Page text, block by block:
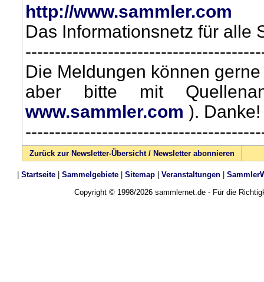
http://www.sammler.com
Das Informationsnetz für alle
Die Meldungen können
aber bitte mit
www.sammler.com ). Danke!
Zurück zur Newsletter-Übersicht / Newsletter abonnieren
Startseite| Sammelgebiete| Sitemap| Veranstaltungen|
Copyright © 1998/2026 sammlernet.de - Für die